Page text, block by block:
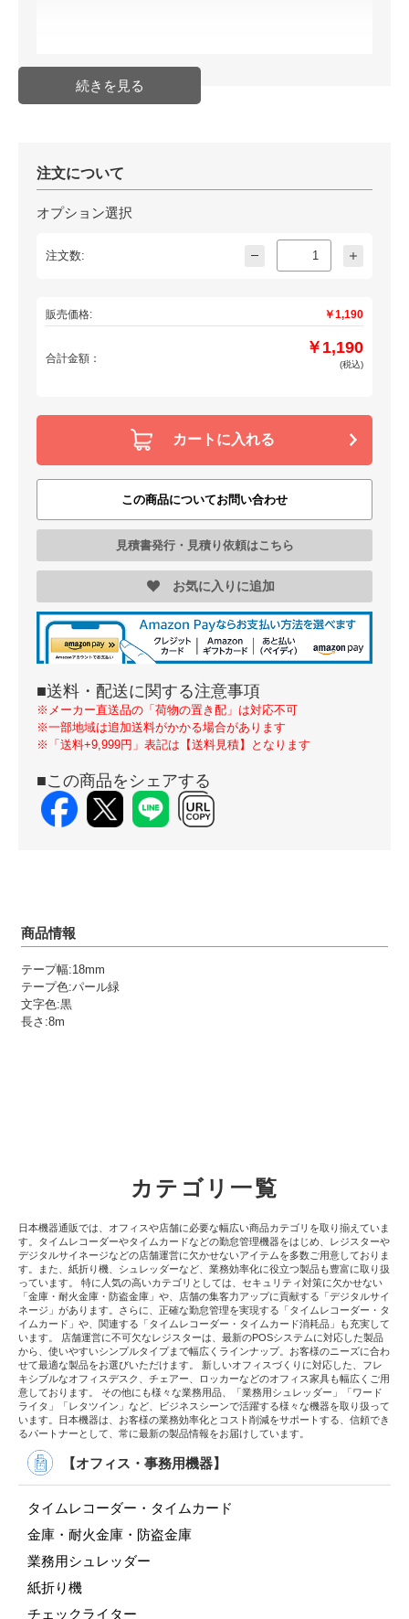
注文について
オプション選択
注文数:
販売価格: ￥1,190
合計金額：
￥1,190
(税込)
カートに入れる
この商品についてお問い合わせ
見積書発行・見積り依頼はこちら
お気に入りに追加
■送料・配送に関する注意事項
※メーカー直送品の「荷物の置き配」は対応不可
※一部地域は追加送料がかかる場合があります
※「送料+9,999円」表記は【送料見積】となります
■この商品をシェアする
商品情報
テープ幅:18mm
テープ色:パール緑
文字色:黒
長さ:8m
カテゴリ一覧
日本機器通販では、オフィスや店舗に必要な幅広い商品カテゴリを取り揃えていま
す。タイムレコーダーやタイムカードなどの勤怠管理機器をはじめ、レジスターや
デジタルサイネージなどの店舗運営に欠かせないアイテムを多数ご用意しておりま
す。また、紙折り機、シュレッダーなど、業務効率化に役立つ製品も豊富に取り扱
っています。 特に人気の高いカテゴリとしては、セキュリティ対策に欠かせない
「金庫・耐火金庫・防盗金庫」や、店舗の集客力アップに貢献する「デジタルサイ
ネージ」があります。さらに、正確な勤怠管理を実現する「タイムレコーダー・タ
イムカード」や、関連する「タイムレコーダー・タイムカード消耗品」も充実して
います。 店舗運営に不可欠なレジスターは、最新のPOSシステムに対応した製品
から、使いやすいシンプルタイプまで幅広くラインナップ。お客様のニーズに合わ
せて最適な製品をお選びいただけます。 新しいオフィスづくりに対応した、フレ
キシブルなオフィスデスク、チェアー、ロッカーなどのオフィス家具も幅広くご用
意しております。 その他にも様々な業務用品、「業務用シュレッダー」「ワード
ライタ」「レタツイン」など、ビジネスシーンで活躍する様々な機器を取り扱って
います。日本機器は、お客様の業務効率化とコスト削減をサポートする、信頼でき
るパートナーとして、常に最新の製品情報をお届けしています。
【オフィス・事務用機器】
タイムレコーダー・タイムカード
金庫・耐火金庫・防盗金庫
業務用シュレッダー
紙折り機
チェックライター